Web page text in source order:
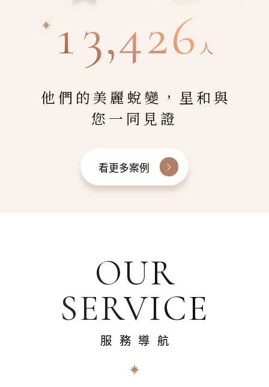
13,426 人
他們的美麗蛻變，星和與
您一同見證
看更多案例
OUR
SERVICE
服務導航